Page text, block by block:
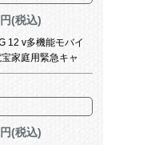
(税込)
12 v多機能モバイ
家庭用緊急キャ
ンプネイチャー
V KM-920標準装
です。
(税込)